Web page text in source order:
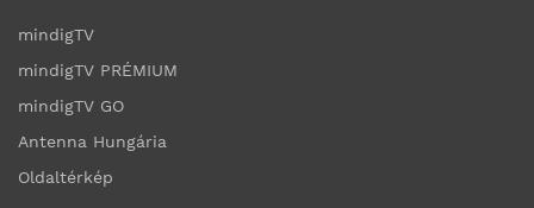
mindigTV
mindigTV PRÉMIUM
mindigTV GO
Antenna Hungária
Oldaltérkép